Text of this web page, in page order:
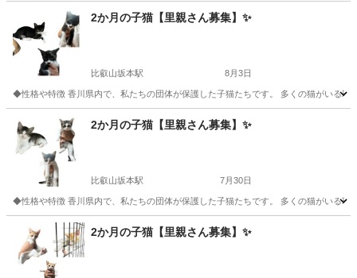
2か月の子猫【里親さん募集】✨
比叡山坂本駅 8月3日
◆性格や特徴 香川県内で、私たちの団体が保護した子猫たちです。 多くの猫がいる
大津市 比叡山坂本駅 猫 健康状態
2か月の子猫【里親さん募集】✨
比叡山坂本駅 7月30日
◆性格や特徴 香川県内で、私たちの団体が保護した子猫たちです。 多くの猫がいる
滋賀 大津市 比叡山坂本駅 猫 健康状態
2か月の子猫【里親さん募集】✨